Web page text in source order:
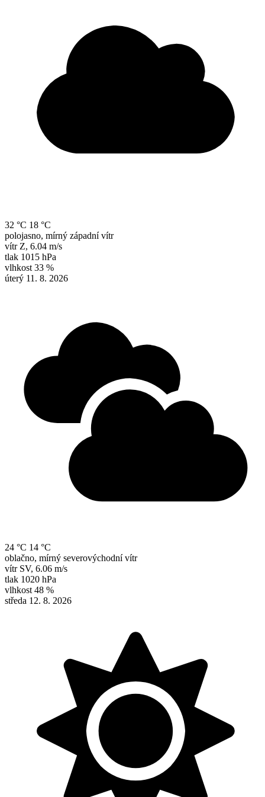
32 °C 18 °C
polojasno, mírný západní vítr
vítr Z, 6.04 m/s
tlak 1015 hPa
vlhkost 33 %
úterý 11. 8. 2026
24 °C 14 °C
oblačno, mírný severovýchodní vítr
vítr SV, 6.06 m/s
tlak 1020 hPa
vlhkost 48 %
středa 12. 8. 2026